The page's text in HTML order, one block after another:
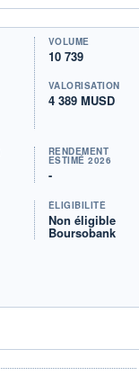
VOLUME
10 739
VALORISATION
4 389 MUSD
RENDEMENT
ESTIMÉ 2026
-
ÉLIGIBILITÉ
Non éligible
Boursobank